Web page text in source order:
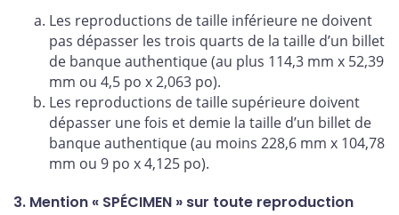
Les reproductions de taille inférieure ne doivent
pas dépasser les trois quarts de la taille d’un billet
de banque authentique (au plus 114,3 mm x 52,39
mm ou 4,5 po x 2,063 po).
Les reproductions de taille supérieure doivent
dépasser une fois et demie la taille d’un billet de
banque authentique (au moins 228,6 mm x 104,78
mm ou 9 po x 4,125 po).
3. Mention « SPÉCIMEN » sur toute reproduction